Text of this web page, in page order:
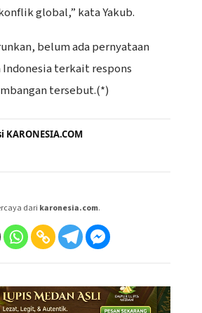
global,” kata Yakub.
belum ada pernyataan
terkait respons
tersebut.(*)
dari karonesia.com.